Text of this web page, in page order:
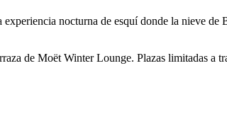
nocturna de esquí donde la nieve de
de Moët Winter Lounge. Plazas limitadas a